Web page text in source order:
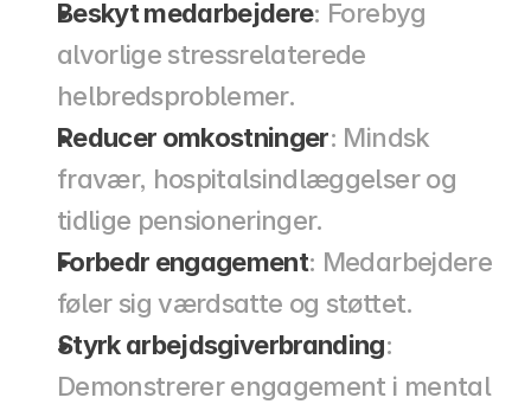
Beskyt medarbejdere: Forebyg
alvorlige stressrelaterede
helbredsproblemer.
Reducer omkostninger: Mindsk
fravær, hospitalsindlæggelser og
tidlige pensioneringer.
Forbedr engagement: Medarbejdere
føler sig værdsatte og støttet.
Styrk arbejdsgiverbranding:
Demonstrerer engagement i mental